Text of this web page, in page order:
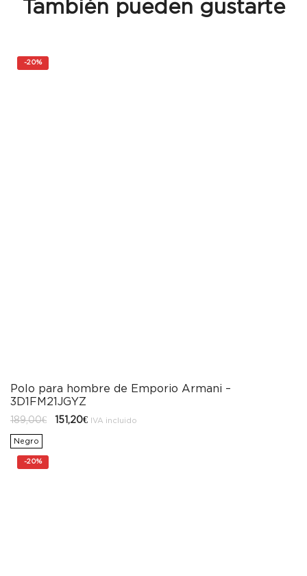
También pueden gustarte
-20%
Polo para hombre de Emporio Armani –
3D1FM21JGYZ
189,00€
El151,20€ElIVA incluido
Negro
-20%